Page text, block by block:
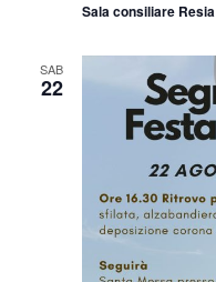
Sala consiliare Resia
SAB
22